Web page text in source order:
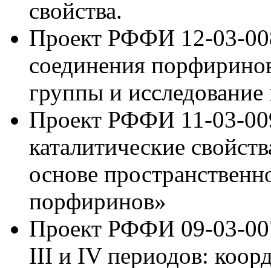
свойства.
Проект РФФИ 12-03-
соединения
группы и исследование
Проект РФФИ 11-03-
каталитические
основе
порфиринов»
Проект РФФИ 09-03-
III и IV периодов: